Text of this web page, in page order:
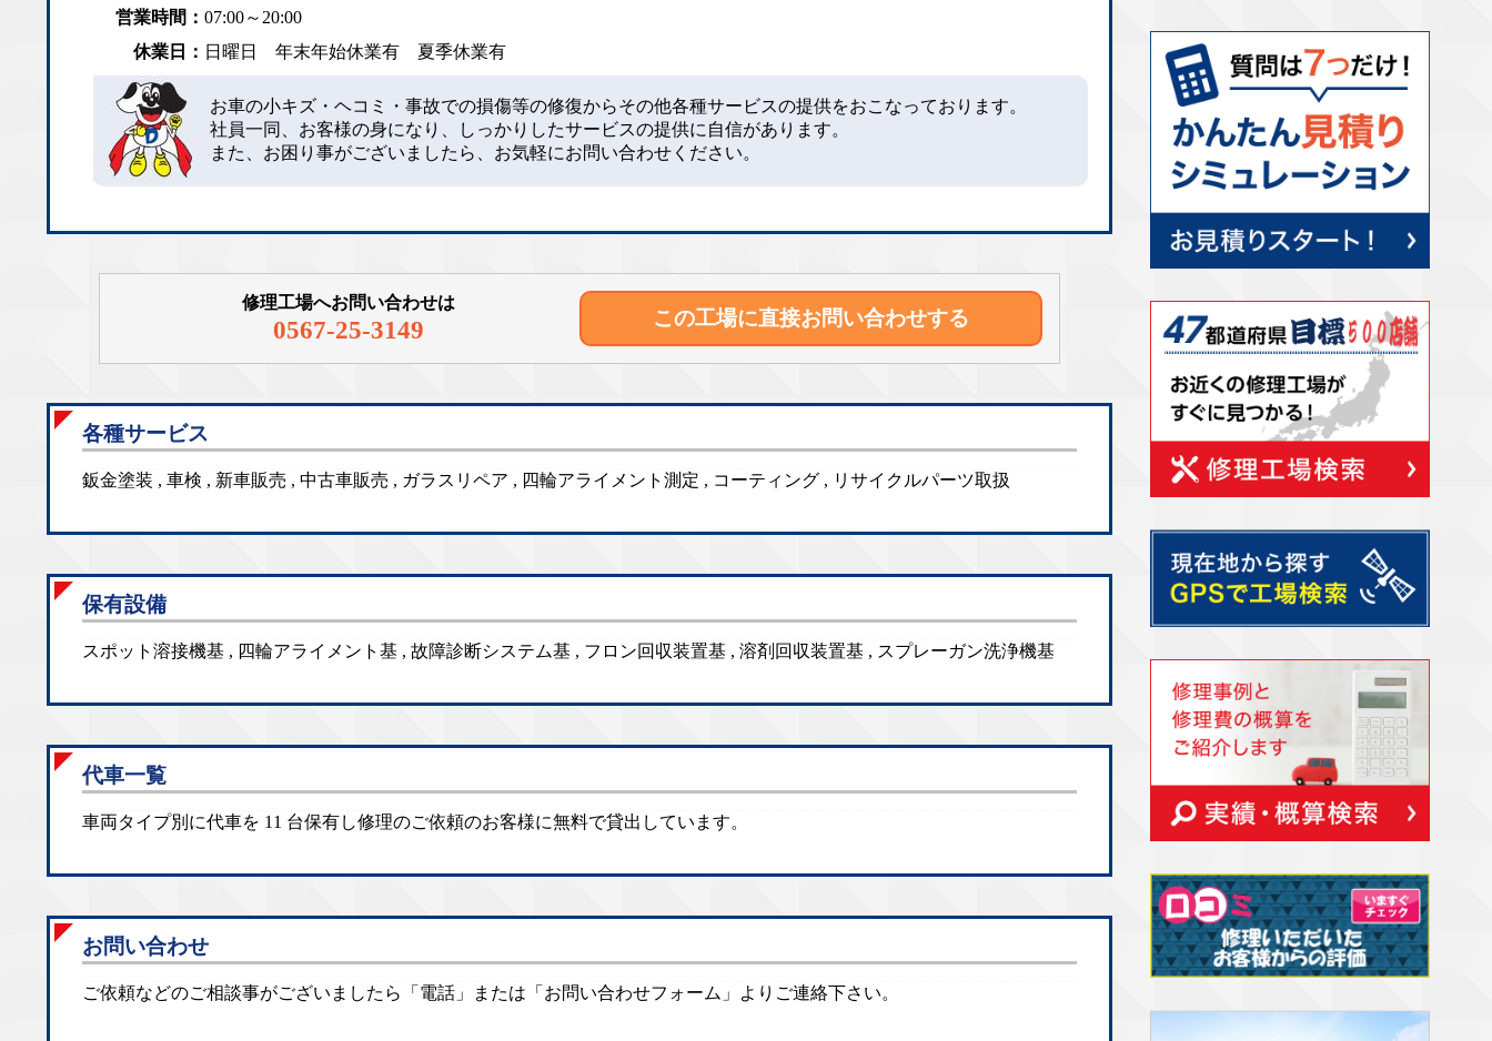
営業時間： 07:00～20:00
休業日： 日曜日 年末年始休業有 夏季休業有
お車の小キズ・ヘコミ・事故での損傷等の修復からその他各種サービスの提供をおこなっております。
社員一同、お客様の身になり、しっかりしたサービスの提供に自信があります。
また、お困り事がございましたら、お気軽にお問い合わせください。
修理工場へお問い合わせは
0567-25-3149 この工場に直接お問い合わせする
各種サービス
鈑金塗装 , 車検 , 新車販売 , 中古車販売 , ガラスリペア , 四輪アライメント測定 , コーティング , リサイクルパーツ取扱
保有設備
スポット溶接機基 , 四輪アライメント基 , 故障診断システム基 , フロン回収装置基 , 溶剤回収装置基 , スプレーガン洗浄機基
代車一覧
車両タイプ別に代車を 11 台保有し修理のご依頼のお客様に無料で貸出しています。
お問い合わせ
ご依頼などのご相談事がございましたら「電話」または「お問い合わせフォーム」よりご連絡下さい。